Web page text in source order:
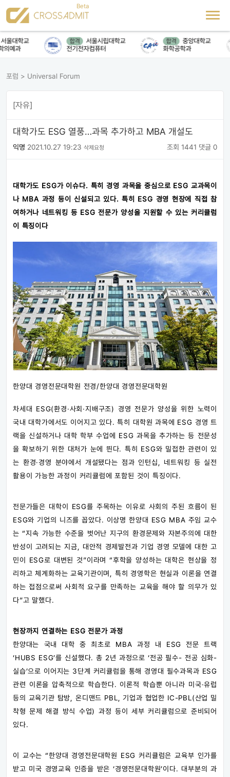
대학교
예과
합격
서울시립대학교
전기전자컴퓨터
합격
중앙대학교
화학공학과
포럼 > Universal Forum
[자유]
대학가도 ESG 열풍…과목 추가하고 MBA 개설도
익명 2021.10.27 19:23 삭제요청 조회 1441 댓글 0
대학가도 ESG가 이슈다. 특히 경영 과목을 중심으로 ESG 교과목이
나 MBA 과정 등이 신설되고 있다. 특히 ESG 경영 현장에 직접 참
여하거나 네트워킹 등 ESG 전문가 양성을 지원할 수 있는 커리큘럼
이 특징이다
한양대 경영전문대학원 전경/한양대 경영전문대학원
차세대 ESG(환경·사회·지배구조) 경영 전문가 양성을 위한 노력이
국내 대학가에서도 이어지고 있다. 특히 대학원 과목에 ESG 경영 트
랙을 신설하거나 대학 학부 수업에 ESG 과목을 추가하는 등 전문성
을 확보하기 위한 대처가 눈에 띈다. 특히 ESG와 밀접한 관련이 있
는 환경·경영 분야에서 개설됐다는 점과 인턴십, 네트워킹 등 실전
활용이 가능한 과정이 커리큘럼에 포함된 것이 특징이다.
전문가들은 대학이 ESG를 주목하는 이유로 사회의 주된 흐름이 된
ESG와 기업의 니즈를 꼽았다. 이상명 한양대 ESG MBA 주임 교수
는 “지속 가능한 수준을 벗어난 지구의 환경문제와 자본주의에 대한
반성이 고려되는 지금, 대안적 경제발전과 기업 경영 모델에 대한 고
민이 ESG로 대변된 것”이라며 “후학을 양성하는 대학은 현상을 정
리하고 체계화하는 교육기관이며, 특히 경영학은 현실과 이론을 연결
하는 접점으로써 사회적 요구를 만족하는 교육을 해야 할 의무가 있
다”고 말했다.
현장까지 연결하는 ESG 전문가 과정
한양대는 국내 대학 중 최초로 MBA 과정 내 ESG 전문 트랙
‘HUBS ESG’를 신설했다. 총 2년 과정으로 ‘전공 필수- 전공 심화-
실습’으로 이어지는 3단계 커리큘럼을 통해 경영대 필수과목과 ESG
관련 이론을 압축적으로 학습한다. 이론적 학습뿐 아니라 미국·유럽
등의 교육기관 탐방, 온디맨드 PBL, 기업과 협업한 IC-PBL(산업 밀
착형 문제 해결 방식 수업) 과정 등이 세부 커리큘럼으로 준비되어
있다.
이 교수는 “한양대 경영전문대학원 ESG 커리큘럼은 교육부 인가를
받고 미국 경영교육 인증을 받은 ‘경영전문대학원’이다. 대부분의 과